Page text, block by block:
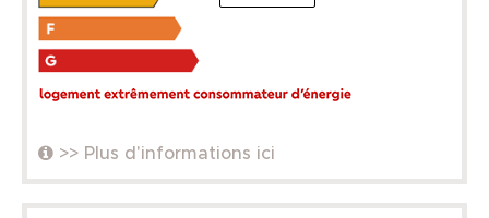
>> Plus d'informations ici